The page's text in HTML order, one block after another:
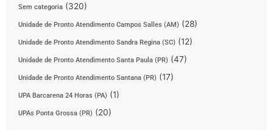
Sem categoria (320)
Unidade de Pronto Atendimento Campos Salles (AM) (28)
Unidade de Pronto Atendimento Sandra Regina (SC) (12)
Unidade de Pronto Atendimento Santa Paula (PR) (47)
Unidade de Pronto Atendimento Santana (PR) (17)
UPA Barcarena 24 Horas (PA) (1)
UPAs Ponta Grossa (PR) (20)